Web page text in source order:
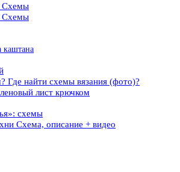
Схемы
Схемы
каштана
Где найти схемы вязания (фото)?
лист крючком
схемы
Схема, описание + видео